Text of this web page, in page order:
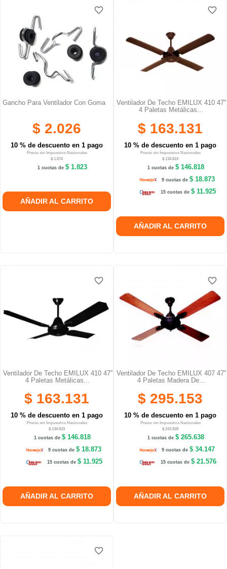
Gancho Para Ventilador Con Goma
$ 2.026
10 % de descuento en 1 pago
Precio sin Impuestos Nacionales
$ 1.674
1 cuotas de $ 1.823
AÑADIR AL CARRITO
favorite_border
Ventilador De Techo EMILUX 410 47''
4 Paletas Metálicas...
$ 163.131
10 % de descuento en 1 pago
Precio sin Impuestos Nacionales
$ 134.819
1 cuotas de $ 146.818
9 cuotas de$ 18.873
15 cuotas de$ 11.925
AÑADIR AL CARRITO
favorite_border
Ventilador De Techo EMILUX 410 47''
4 Paletas Metálicas...
$ 163.131
10 % de descuento en 1 pago
Precio sin Impuestos Nacionales
$ 134.819
1 cuotas de $ 146.818
9 cuotas de$ 18.873
15 cuotas de$ 11.925
AÑADIR AL CARRITO
favorite_border
Ventilador De Techo EMILUX 407 47''
4 Paletas Madera De...
$ 295.153
10 % de descuento en 1 pago
Precio sin Impuestos Nacionales
$ 243.928
1 cuotas de $ 265.638
9 cuotas de$ 34.147
15 cuotas de $ 21.576
AÑADIR AL CARRITO
favorite_border
favorite_border